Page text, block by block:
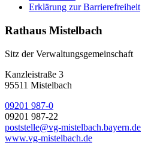
Erklärung zur Barrierefreiheit
Rathaus Mistelbach
Sitz der Verwaltungsgemeinschaft
Kanzleistraße 3
95511 Mistelbach
09201 987-0
09201 987-22
poststelle@vg-mistelbach.bayern.de
www.vg-mistelbach.de